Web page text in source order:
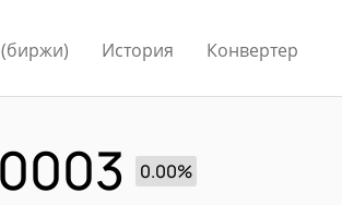
История Конвертер
0.00%